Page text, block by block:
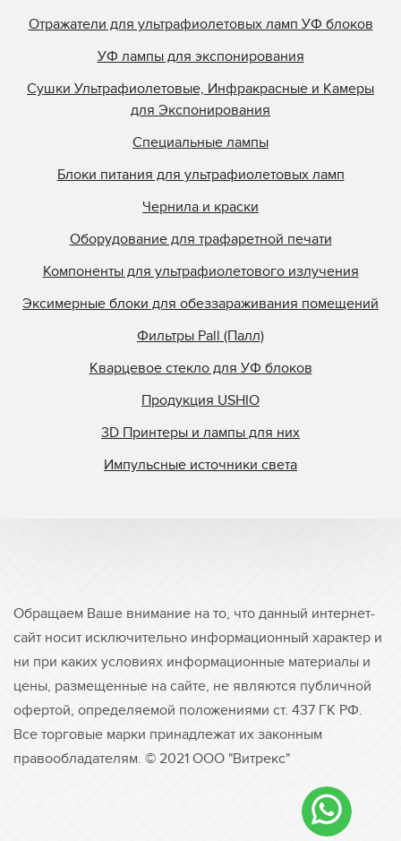
Отражатели для ультрафиолетовых ламп УФ блоков
УФ лампы для экспонирования
Сушки Ультрафиолетовые, Инфракрасные и Камеры
для Экспонирования
Специальные лампы
Блоки питания для ультрафиолетовых ламп
Чернила и краски
Оборудование для трафаретной печати
Компоненты для ультрафиолетового излучения
Эксимерные блоки для обеззараживания помещений
Фильтры Pall (Палл)
Кварцевое стекло для УФ блоков
Продукция USHIO
3D Принтеры и лампы для них
Импульсные источники света
Обращаем Ваше внимание на то, что данный интернет-
сайт носит исключительно информационный характер и
ни при каких условиях информационные материалы и
цены, размещенные на сайте, не являются публичной
офертой, определяемой положениями ст. 437 ГК РФ.
Все торговые марки принадлежат их законным
правообладателям. © 2021 ООО "Витрекс"